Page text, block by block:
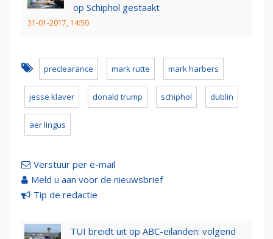
op Schiphol gestaakt
31-01-2017, 14:50
preclearance mark rutte mark harbers
jesse klaver donald trump schiphol dublin
aer lingus
Verstuur per e-mail
Meld u aan voor de nieuwsbrief
Tip de redactie
TUI breidt uit op ABC-eilanden: volgend